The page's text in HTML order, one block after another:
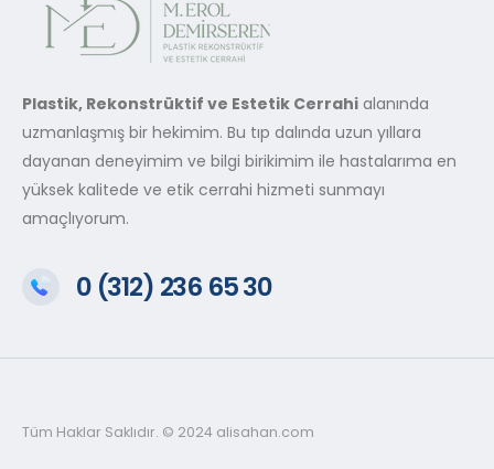
Plastik, Rekonstrüktif ve Estetik Cerrahi alanında
uzmanlaşmış bir hekimim. Bu tıp dalında uzun yıllara
dayanan deneyimim ve bilgi birikimim ile hastalarıma en
yüksek kalitede ve etik cerrahi hizmeti sunmayı
amaçlıyorum.
0 (312) 236 65 30
Tüm Haklar Saklıdır. © 2024 alisahan.com